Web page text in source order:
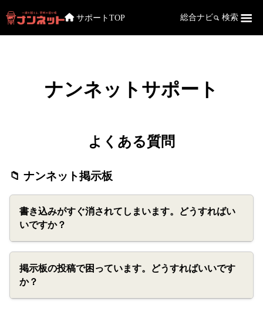
サポートTOP 総合ナビ 検索
ナンネットサポート
よくある質問
📁 ナンネット掲示板
書き込みがすぐ消されてしまいます。どうすればい
いですか？
掲示板の投稿で困っています。どうすればいいです
か？